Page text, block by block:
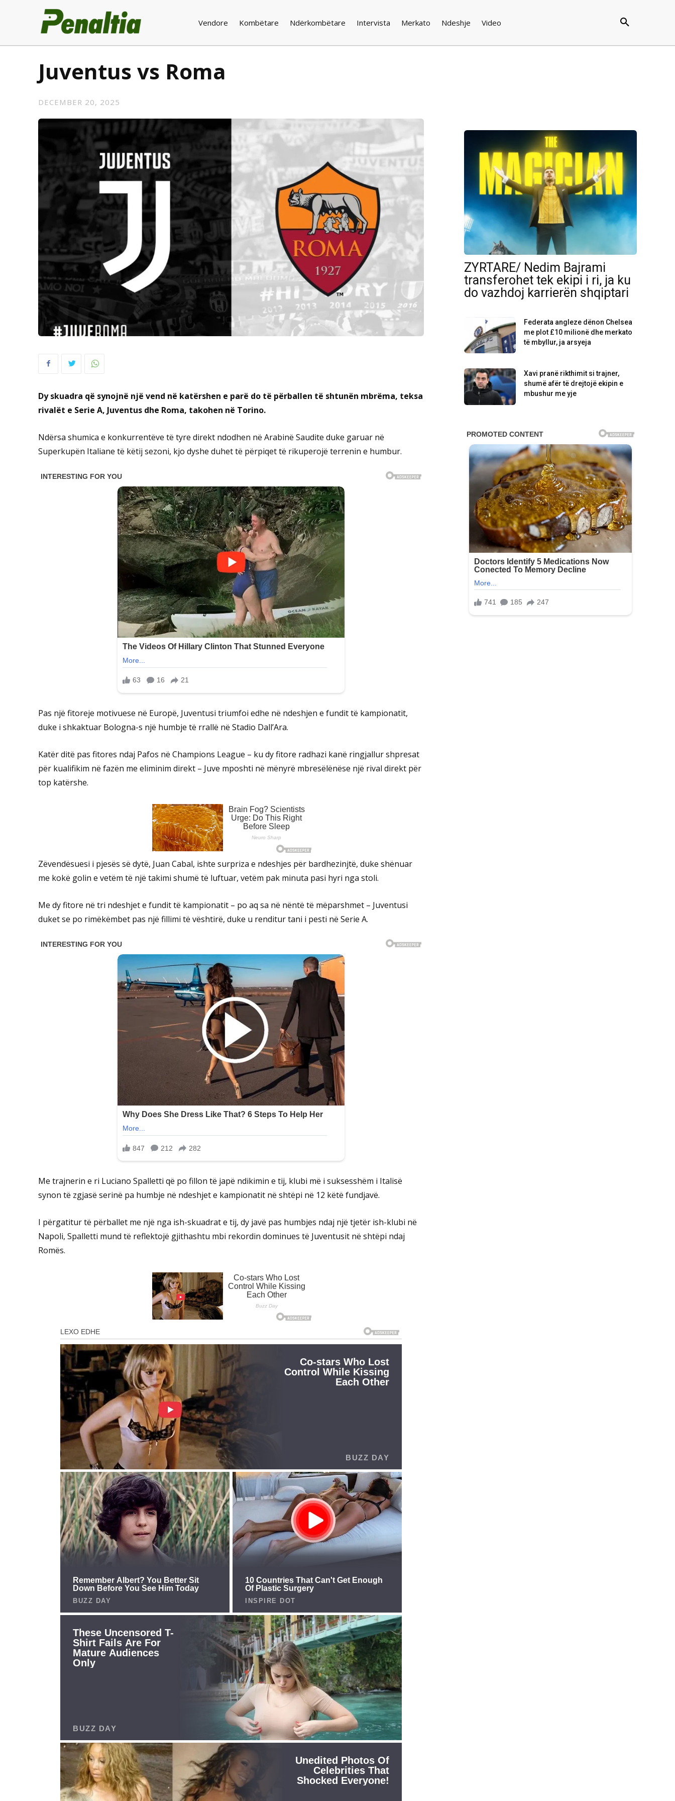
Vendore Kombëtare Ndërkombëtare Intervista Merkato Ndeshje Video
Juventus vs Roma
DECEMBER 20, 2025
Dy skuadra që synojnë një vend në katërshen e parë do të përballen të shtunën mbrëma, teksa
rivalët e Serie A, Juventus dhe Roma, takohen në Torino.
Ndërsa shumica e konkurrentëve të tyre direkt ndodhen në Arabinë Saudite duke garuar në
Superkupën Italiane të këtij sezoni, kjo dyshe duhet të përpiqet të rikuperojë terrenin e humbur.
Pas një fitoreje motivuese në Europë, Juventusi triumfoi edhe në ndeshjen e fundit të kampionatit,
duke i shkaktuar Bologna-s një humbje të rrallë në Stadio Dall’Ara.
Katër ditë pas fitores ndaj Pafos në Champions League – ku dy fitore radhazi kanë ringjallur shpresat
për kualifikim në fazën me eliminim direkt – Juve mposhti në mënyrë mbresëlënëse një rival direkt për
top katërshe.
Zëvendësuesi i pjesës së dytë, Juan Cabal, ishte surpriza e ndeshjes për bardhezinjtë, duke shënuar
me kokë golin e vetëm të një takimi shumë të luftuar, vetëm pak minuta pasi hyri nga stoli.
Me dy fitore në tri ndeshjet e fundit të kampionatit – po aq sa në nëntë të mëparshmet – Juventusi
duket se po rimëkëmbet pas një fillimi të vështirë, duke u renditur tani i pesti në Serie A.
Me trajnerin e ri Luciano Spalletti që po fillon të japë ndikimin e tij, klubi më i suksesshëm i Italisë
synon të zgjasë serinë pa humbje në ndeshjet e kampionatit në shtëpi në 12 këtë fundjavë.
I përgatitur të përballet me një nga ish-skuadrat e tij, dy javë pas humbjes ndaj një tjetër ish-klubi në
Napoli, Spalletti mund të reflektojë gjithashtu mbi rekordin dominues të Juventusit në shtëpi ndaj
Romës.
ZYRTARE/ Nedim Bajrami
transferohet tek ekipi i ri, ja ku
do vazhdoj karrierën shqiptari
Federata angleze dënon Chelsea
me plot £10 milionë dhe merkato
të mbyllur, ja arsyeja
Xavi pranë rikthimit si trajner,
shumë afër të drejtojë ekipin e
mbushur me yje